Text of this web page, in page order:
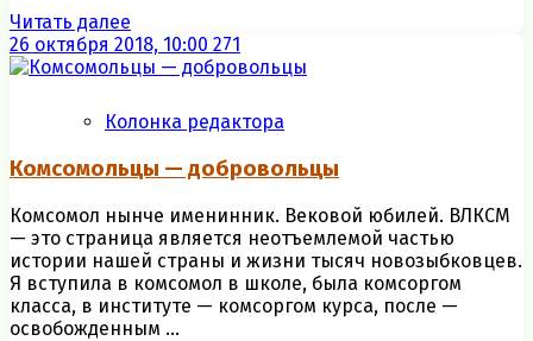
Читать далее
26 октября 2018, 10:00 271
Колонка редактора
Комсомольцы — добровольцы
Комсомол нынче именинник. Вековой юбилей. ВЛКСМ
— это страница является неотъемлемой частью
истории нашей страны и жизни тысяч новозыбковцев.
Я вступила в комсомол в школе, была комсоргом
класса, в институте — комсоргом курса, после —
освобожденным ...